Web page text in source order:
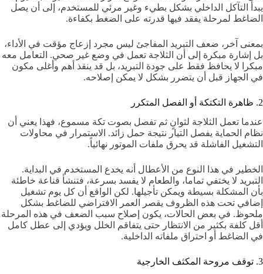
يبدأ التآكل الداخلي بشكل بطيء وغير مرئي للمستخدم، إلى أن يصل
الضاغط لمرحلة يفقد فيها قدرته على الضغط بكفاءة.
بمعنى آخر، ضعف التبريد المفاجئ ليس مجرد إزعاج مؤقت في الأداء،
بل إشارة مبكرة إلى أن الثلاجة تعمل في وضع غير صحي. التعامل معه
مبكرا لا يحافظ فقط على جودة التبريد، بل قد ينقذ أهم وأغلى مكون
في الجهاز قبل أن يتضرر بشكل لا يمكن إصلاحه.
2. ظاهرة التكتكة أو الفصل المتكرر
عندما تعمل الثلاجة لثوانٍ ثم تفصل بصوت تكة مسموع، فهذا يعني أن
نظام الحماية يفصل التيار نتيجة حمل زائد. الاستمرار في محاولات
التشغيل الفاشلة قد يحرق ملفات الموتور نهائياً.
الخطير في هذا النوع من الأعطال أنه يخدع المستخدم في البداية.
التبريد لا يختفي تماما، والطعام لا يفسد بسرعة، فتنشأ قناعة خاطئة
بأن المشكلة بسيطة ويمكن تأجيلها. لكن الواقع أن كل يوم تشغيل
إضافي تحت هذه الظروف يقصر العمر الافتراضي للضاغط بشكل
ملحوظ. في بعض الحالات، يكون إصلاح سبب الضعف في هذه المرحلة
أقل كلفة بكثير من الانتظار حتى يتفاقم الخلل ويؤدي إلى عطل كامل
في الضاغط أو احتراق ملفاته الداخلية.
3. توقف مروحة المكثف الخارجية